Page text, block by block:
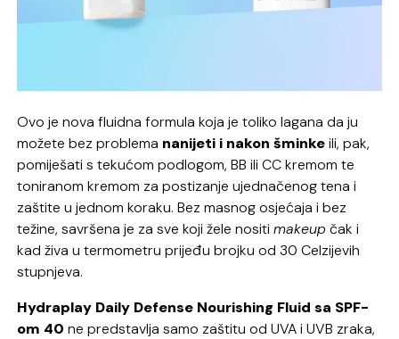
Ovo je nova fluidna formula koja je toliko lagana da ju
možete bez problema nanijeti i nakon šminkeili, pak,
pomiješati s tekućom podlogom, BB ili CC kremom te
toniranom kremom za postizanje ujednačenog tena i
zaštite u jednom koraku. Bez masnog osjećaja i bez
težine, savršena je za sve koji žele nositimakeup čak i
kad živa u termometru prijeđu brojku od 30 Celzijevih
stupnjeva.
Hydraplay Daily Defense Nourishing Fluid sa SPF-
om 40 ne predstavlja samo zaštitu od UVA i UVB zraka,